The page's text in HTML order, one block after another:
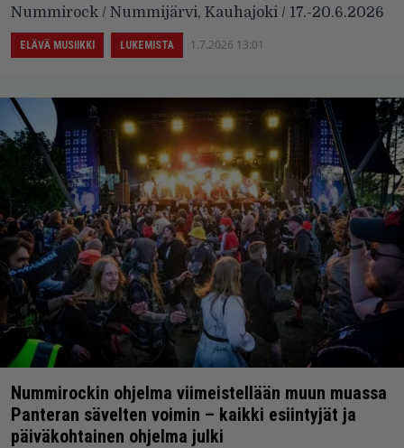
Nummirock / Nummijärvi, Kauhajoki / 17.-20.6.2026
ELÄVÄ MUSIIKKI LUKEMISTA 1.7.2026 13:01
Nummirockin ohjelma viimeistellään muun muassa
Panteran sävelten voimin – kaikki esiintyjät ja
päiväkohtainen ohjelma julki